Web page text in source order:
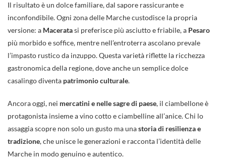
Il risultato è un dolce familiare, dal sapore rassicurante e
inconfondibile. Ogni zona delle Marche custodisce la propria
versione: a Maceratasi preferisce più asciutto e friabile, a Pesaro
più morbido e soffice, mentre nell’entroterra ascolano prevale
l’impasto rustico da inzuppo. Questa varietà riflette la ricchezza
gastronomica della regione, dove anche un semplice dolce
casalingo diventa patrimonio culturale.
Ancora oggi, nei mercatini e nelle sagre di paese, il ciambellone è
protagonista insieme a vino cotto e ciambelline all’anice. Chi lo
assaggia scopre non solo un gusto ma unastoria di resilienza e
tradizione, che unisce le generazioni e racconta l’identità delle
Marche in modo genuino e autentico.